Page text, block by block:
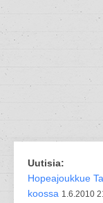
Uutisia:
Hopeajoukkue
koossa 1.6.2010